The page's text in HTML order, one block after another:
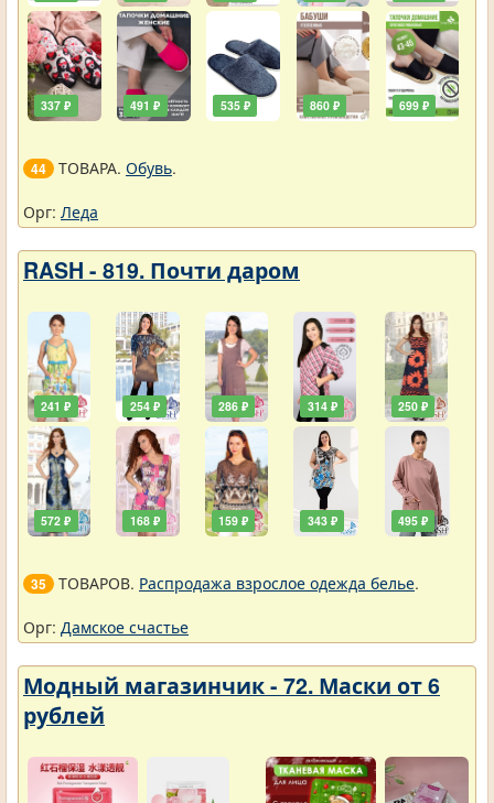
337 ₽ 491 ₽ 535 ₽ 860 ₽ 699 ₽
44 ТОВАРА. Обувь.
Орг: Леда
RASH - 819. Почти даром
241 ₽
572 ₽
254 ₽
168 ₽
286 ₽
159 ₽
314 ₽
343 ₽
250 ₽
495 ₽
35 ТОВАРОВ. Распродажа взрослое одежда белье.
Орг: Дамское счастье
Модный магазинчик - 72. Маски от 6
рублей